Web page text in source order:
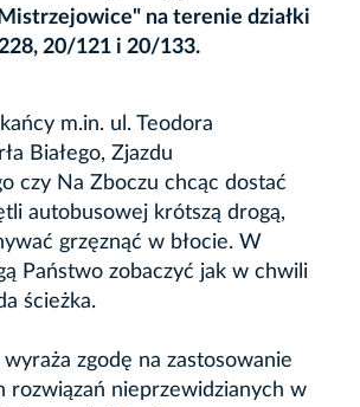
na terenie działki
20/121 i 20/133.
m.in. ul. Teodora
Białego, Zjazdu
czy Na Zboczu chcąc dostać
autobusowej krótszą drogą,
grzęznąć w błocie. W
Państwo zobaczyć jak w chwili
ścieżka.
zgodę na zastosowanie
rozwiązań nieprzewidzianych w